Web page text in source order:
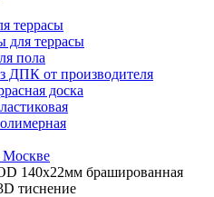
террасы
для террасы
пола
ДПК от производителя
доска
Москве
140х22мм брашированная
тиснение